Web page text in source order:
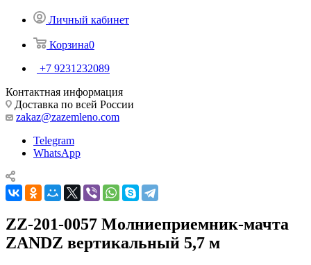
Личный кабинет
Корзина0
+7 9231232089
Контактная информация
Доставка по всей России
zakaz@zazemleno.com
Telegram
WhatsApp
ZZ-201-0057 Молниеприемник-мачта
ZANDZ вертикальный 5,7 м